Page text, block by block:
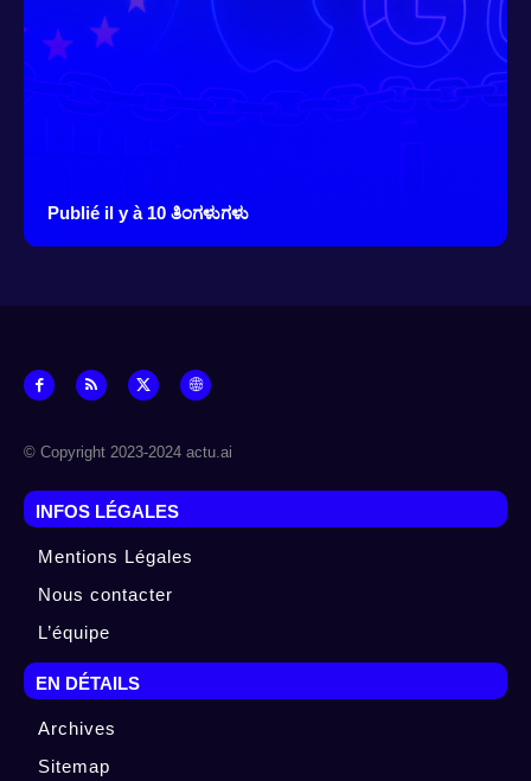
Publié il y à 10 ತಿಂಗಳುಗಳು
© Copyright 2023-2024 actu.ai
INFOS LÉGALES
Mentions Légales
Nous contacter
L’équipe
EN DÉTAILS
Archives
Sitemap